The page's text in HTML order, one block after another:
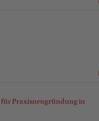
für Praxisneugründung in